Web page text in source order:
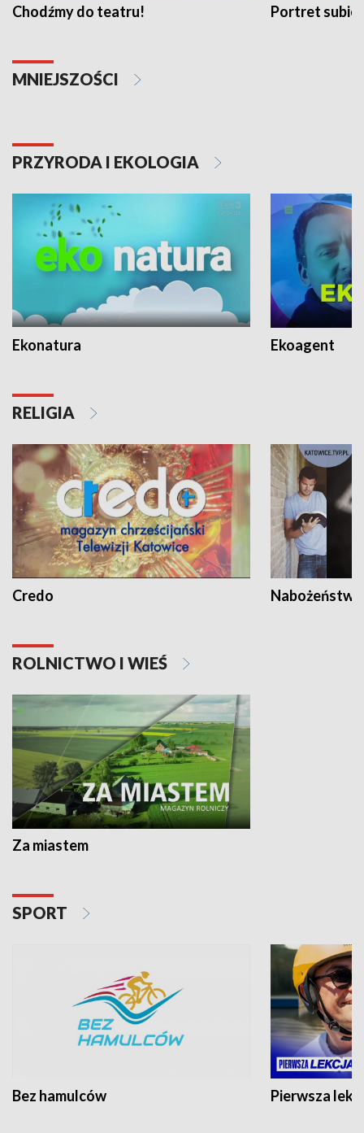
Chodźmy do teatru! Portret
MNIEJSZOŚCI
PRZYRODA I EKOLOGIA
Ekonatura Ekoagent
RELIGIA
Credo
ROLNICTWO I WIEŚ
Za miastem
SPORT
Bez hamulców Pierwsza